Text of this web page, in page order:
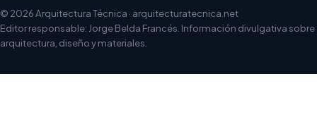
© 2026 Arquitectura Técnica · arquitecturatecnica.net
Editor responsable: Jorge Belda Francés. Información divulgativa sobre
arquitectura, diseño y materiales.